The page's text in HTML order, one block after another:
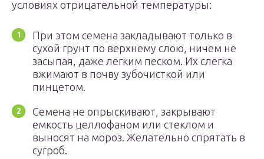
условиях отрицательной температуры:
При этом семена закладывают только в
сухой грунт по верхнему слою, ничем не
засыпая, даже легким песком. Их слегка
вжимают в почву зубочисткой или
пинцетом.
Семена не опрыскивают, закрывают
емкость целлофаном или стеклом и
выносят на мороз. Желательно спрятать в
сугроб.